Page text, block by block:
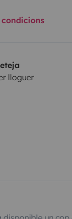
condicions
lloguer